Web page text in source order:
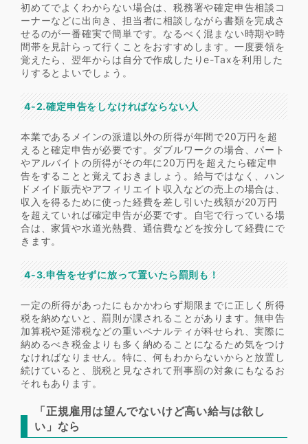
初めてでよくわからない場合は、税務署や確定申告相談コ
ーナーなどに出向き、担当者に相談しながら書類を完成さ
せるのが一番確実で簡単です。なるべく混まない時期や時
間帯を見計らって行くことをおすすめします。一度要領を
覚えたら、翌年からは自分で作成したりe-Taxを利用した
りするとよいでしょう。
4-2.確定申告をしなければならない人
本業であるメインの派遣以外の所得が年間で20万円を超
えると確定申告が必要です。ダブルワークの場合、パート
やアルバイトの所得がその年に20万円を超えたら確定申
告をすることと覚えておきましょう。給与ではなく、ハン
ドメイド販売やアフィリエイト収入などの売上の場合は、
収入を得るために使った経費を差し引いた残額が20万円
を超えていれば確定申告が必要です。自宅で行っている場
合は、家賃や水道光熱費、通信費などを按分して経費にで
きます。
4-3.申告をせずに放って置いたら罰則も！
一定の所得があったにもかかわらず期限までに正しく所得
税を納めないと、罰則が課されることがあります。無申告
加算税や延滞税などの重いペナルティが科せられ、実際に
納めるべき税金よりも多く納めることになるため気をつけ
なければなりません。特に、何もわからないからと放置し
続けていると、脱税と見なされて刑事罰の対象にもなるお
それもあります。
「正規雇用は望んでないけど高い給与は欲し
い」なら